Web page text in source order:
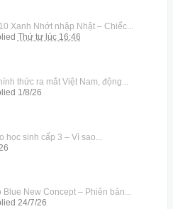
Xanh Nhớt nhập Nhật – Chiếc...
Thứ tư lúc 16:46
thức ra mắt Việt Nam, động...
1/8/26
học sinh cấp 3 – Vì sao...
Blue New Concept – Phiên bản...
24/7/26